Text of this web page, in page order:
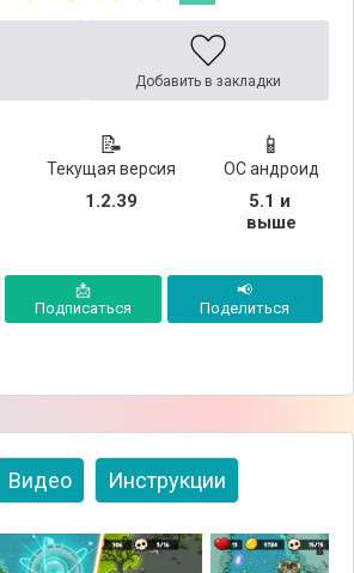
Добавить в закладки
📝
Текущая версия
1.2.39
📱
ОС андроид
5.1 и
выше
📩
Подписаться
📢
Поделиться
Видео Инструкции